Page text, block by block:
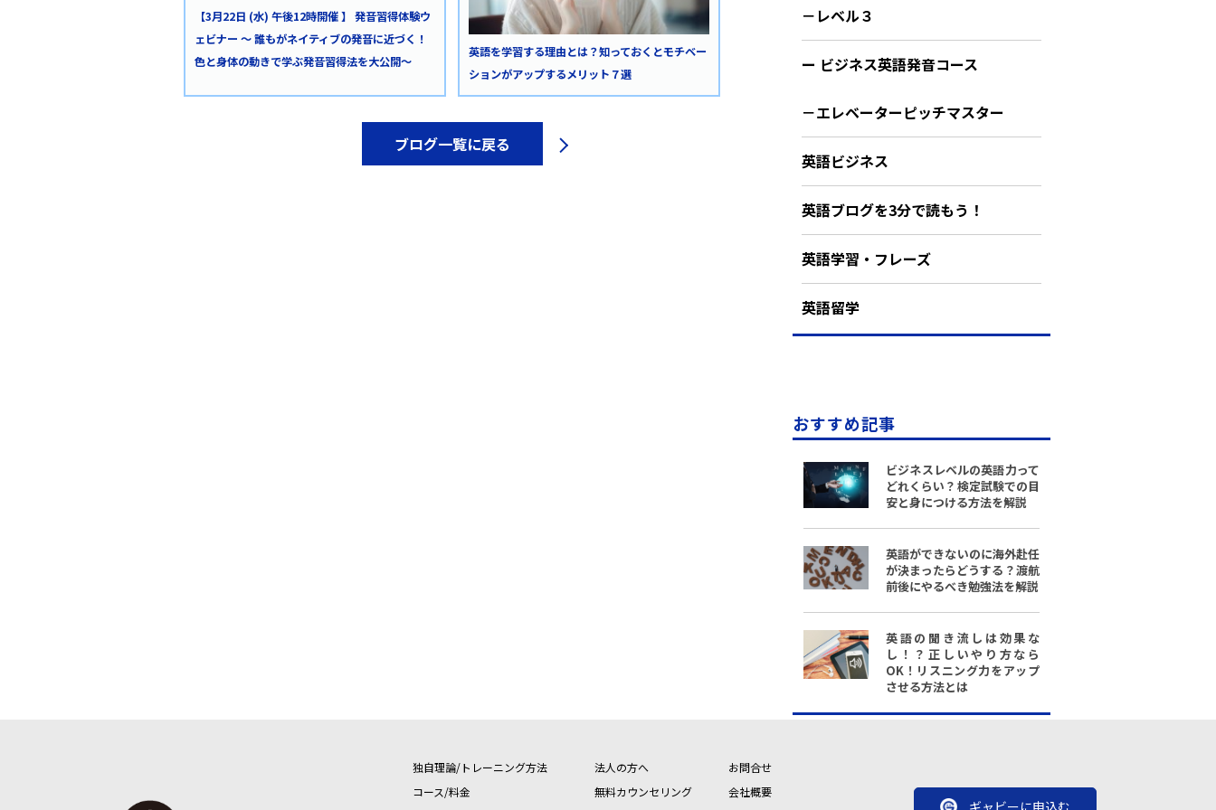
【3月22日 (水) 午後12時開催 】 発音習得体験ウ
ェビナー ～ 誰もがネイティブの発音に近づく！
色と身体の動きで学ぶ発音習得法を大公開〜
英語を学習する理由とは？知っておくとモチベー
ションがアップするメリット７選
ブログ一覧に戻る
－レベル３
ー ビジネス英語発音コース
－エレベーターピッチマスター
英語ビジネス
英語ブログを3分で読もう！
英語学習・フレーズ
英語留学
おすすめ記事
ビジネスレベルの英語力って
どれくらい？検定試験での目
安と身につける方法を解説
英語ができないのに海外赴任
が決まったらどうする？渡航
前後にやるべき勉強法を解説
英語の聞き流しは効果な
し！？正しいやり方なら
OK！リスニング力をアップ
させる方法とは
独自理論/トレーニング方法
コース/料金
法人の方へ
無料カウンセリング
お問合せ
会社概要